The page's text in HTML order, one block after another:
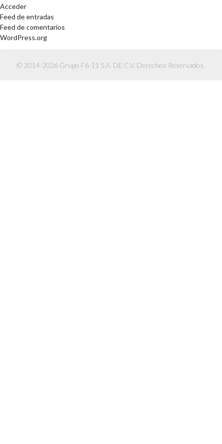
Acceder
Feed de entradas
Feed de comentarios
WordPress.org
© 2014-2026 Grupo F6-11 S.A. DE C.V. Derechos Reservados.